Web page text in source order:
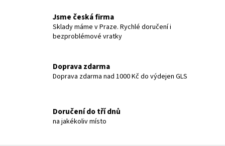
l
á
d
p
k
Jsme česká firma
Sklady máme v Praze. Rychlé doručení i
bezproblémové vratky
Doprava zdarma
Doprava zdarma nad 1000 Kč do výdejen GLS
Doručení do tří dnů
na jakékoliv místo